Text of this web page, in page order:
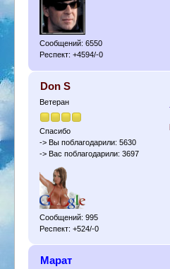
Сообщений: 6550
Респект: +4594/-0
Don S
Ветеран
Спасибо
-> Вы поблагодарили: 5630
-> Вас поблагодарили: 3697
Сообщений: 995
Респект: +524/-0
Марат